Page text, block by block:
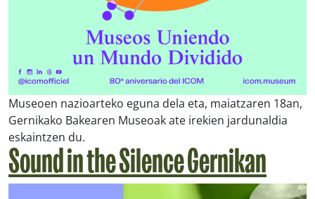
Museoen nazioarteko eguna dela eta, maiatzaren 18an,
Gernikako Bakearen Museoak ate irekien jardunaldia
eskaintzen du.
Sound in the Silence Gernikan